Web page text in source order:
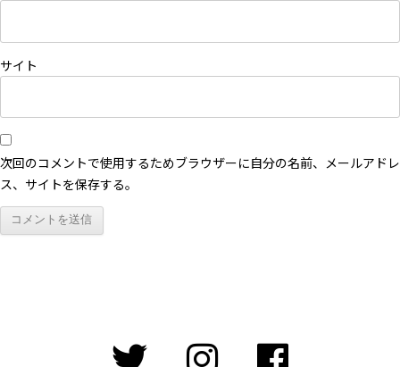
サイト
次回のコメントで使用するためブラウザーに自分の名前、メールアドレ
ス、サイトを保存する。